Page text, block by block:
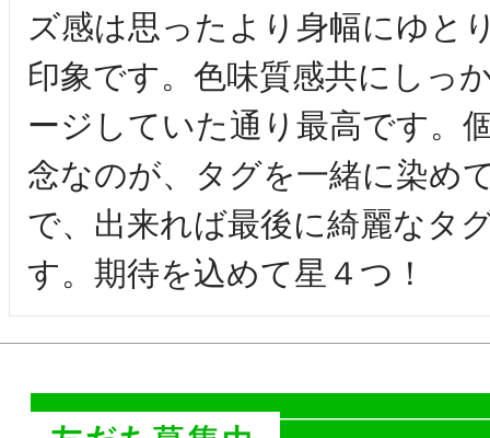
ズ感は思ったより身幅にゆと
印象です。色味質感共にしっ
ージしていた通り最高です。
念なのが、タグを一緒に染め
で、出来れば最後に綺麗なタ
す。期待を込めて星４つ！